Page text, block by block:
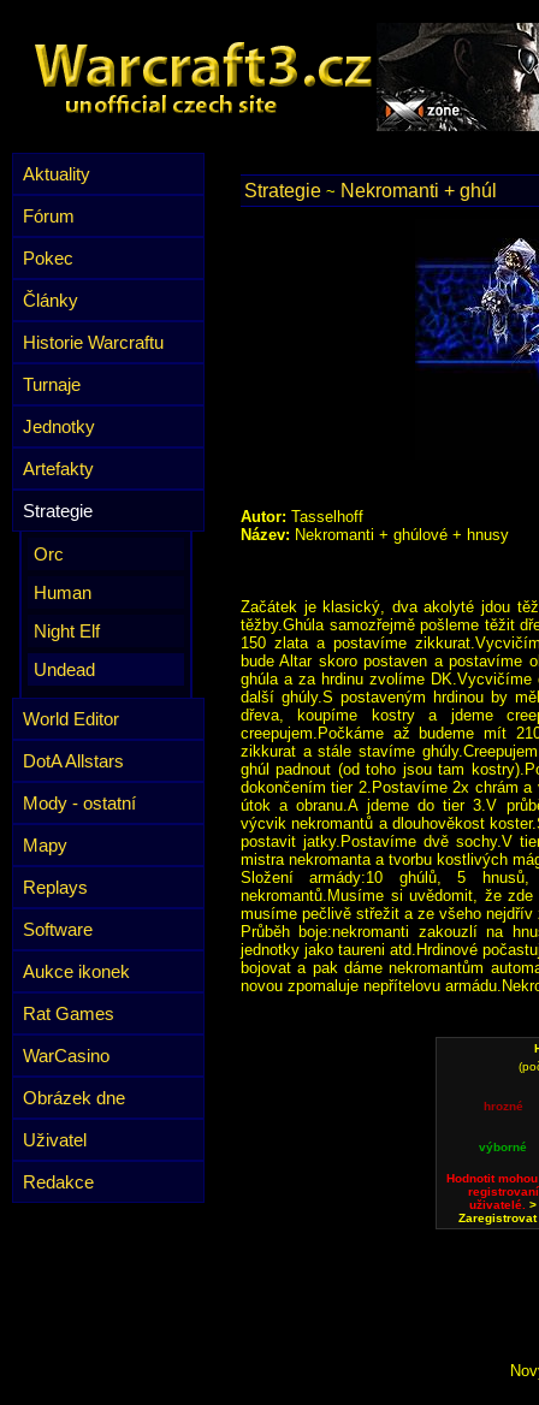
Aktuality
Fórum
Pokec
Články
Historie Warcraftu
Turnaje
Jednotky
Artefakty
Strategie
Orc
Human
Night Elf
Undead
World Editor
DotA Allstars
Mody - ostatní
Mapy
Replays
Software
Aukce ikonek
Rat Games
WarCasino
Obrázek dne
Uživatel
Redakce
Strategie ~ Nekromanti + ghúl
Autor: Tasselhoff
Název: Nekromanti + ghúlové + hnusy
Začátek je klasický, dva akolyté jdou
těžby.Ghúla samozřejmě pošleme těžit
150 zlata a postavíme
bude Altar skoro postaven a postavíme
ghúla a za hrdinu zvolíme
další ghúly.S postaveným hrdinou by
dřeva, koupíme kostry a jdeme
creepujem.Počkáme až budeme mít
zikkurat a stále stavíme
ghúl padnout (od toho jsou tam
dokončením tier 2.Postavíme 2x chrám
útok a obranu.A jdeme do tier 3.V
výcvik nekromantů a dlouhověkost
postavit jatky.Postavíme dvě sochy.V
mistra nekromanta a tvorbu kostlivých
Složení armády:10 ghúlů, 5
nekromantů.Musíme si uvědomit, že
musíme pečlivě střežit a ze všeho
Průběh boje:nekromanti zakouzlí na
jednotky jako taureni atd.Hrdinové
bojovat a pak dáme nekromantům
novou zpomaluje nepřítelovu
hrozné
výborné
Hodnotit
registrovaní
uživatelé.>
Zaregistrovat